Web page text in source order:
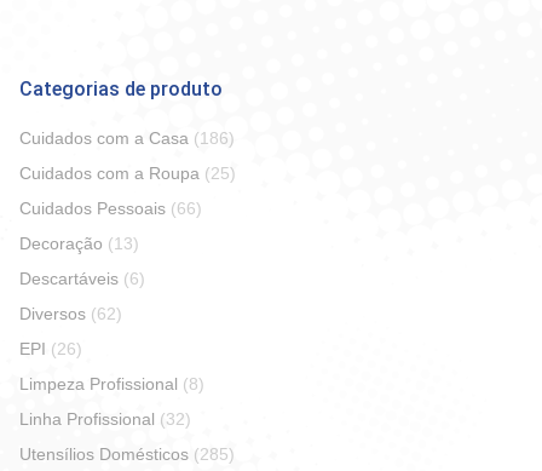
Categorias de produto
Cuidados com a Casa (186)
Cuidados com a Roupa (25)
Cuidados Pessoais (66)
Decoração (13)
Descartáveis (6)
Diversos (62)
EPI (26)
Limpeza Profissional (8)
Linha Profissional (32)
Utensílios Domésticos (285)